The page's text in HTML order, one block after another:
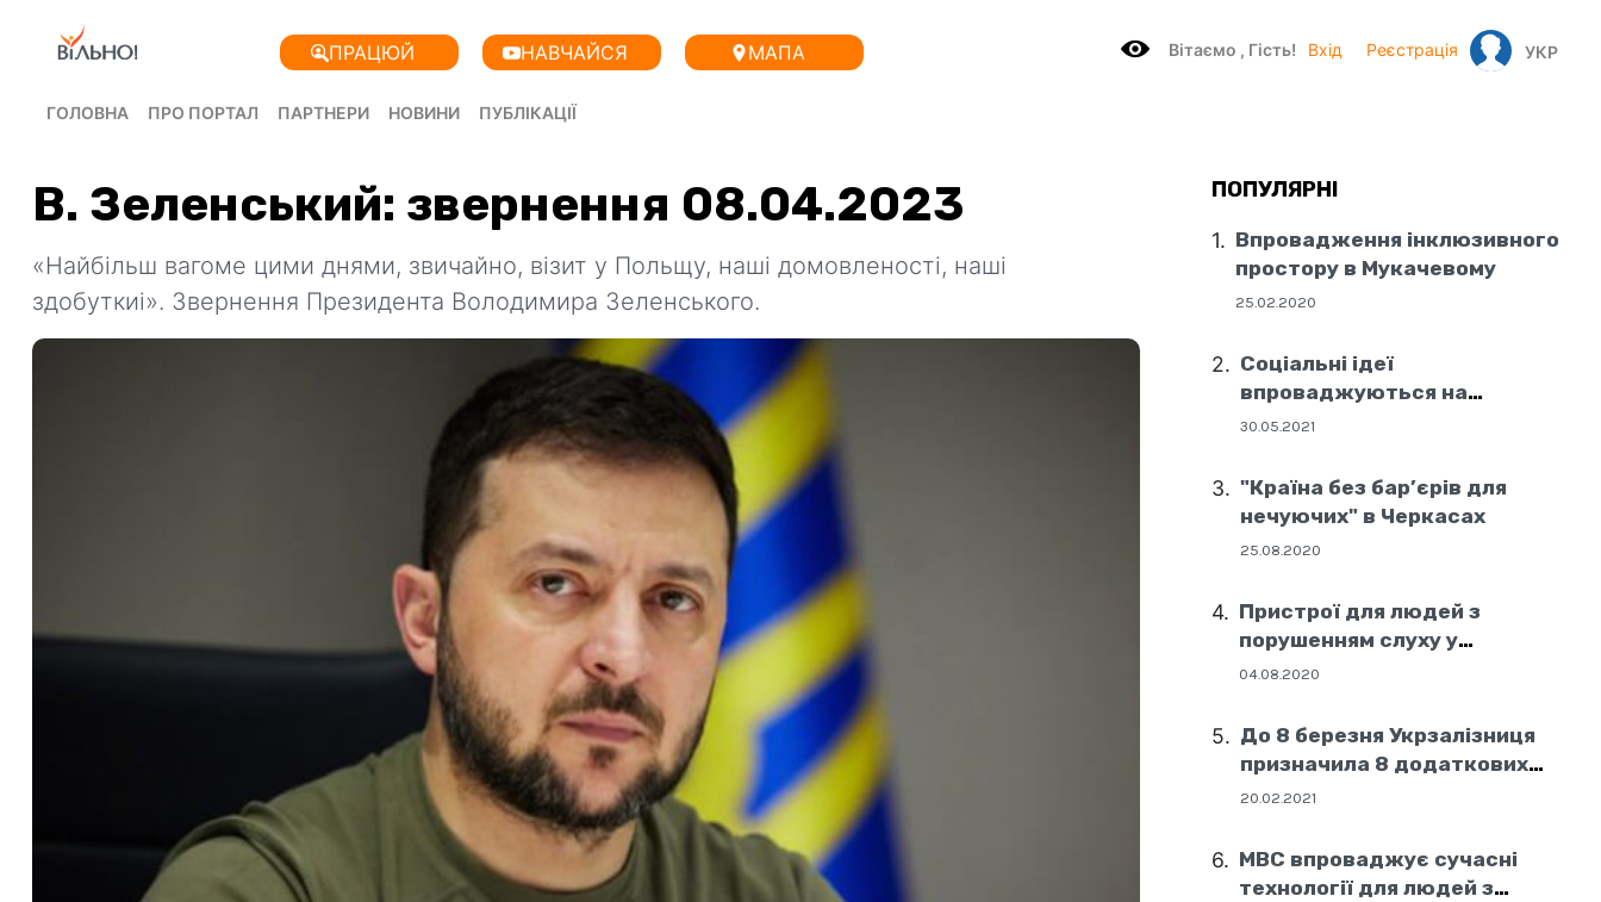
ПРАЦЮЙ НАВЧАЙСЯ МАПА Вітаємo , Гість! Вхід Реєстрація УКР
ГОЛОВНА ПРО ПОРТАЛ ПАРТНЕРИ НОВИНИ ПУБЛІКАЦІЇ
В. Зеленський: звернення 08.04.2023
«Найбільш вагоме цими днями, звичайно, візит у Польщу, наші домовленості, наші
здобуткиі». Звернення Президента Володимира Зеленського.
ПОПУЛЯРНІ
Впровадження інклюзивного
простору в Мукачевому
25.02.2020
Соціальні ідеї
впроваджуються на
державному рівні
30.05.2021
"Країна без бар’єрів для
нечуючих" в Черкасах
25.08.2020
Пристрої для людей з
порушенням слуху у
соціальних центрах Дніпра
04.08.2020
До 8 березня Укрзалізниця
призначила 8 додаткових
поїздів
20.02.2021
МВС впроваджує сучасні
технології для людей з